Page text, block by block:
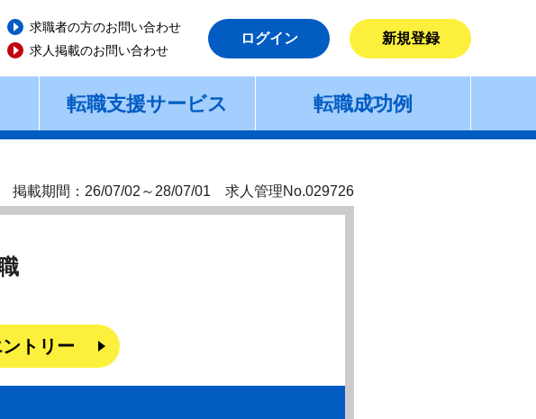
求職者の方のお問い合わせ
求人掲載のお問い合わせ
ログイン 新規登録
転職支援サービス 転職成功例
掲載期間：26/07/02～28/07/01 求人管理No.029726
トリー